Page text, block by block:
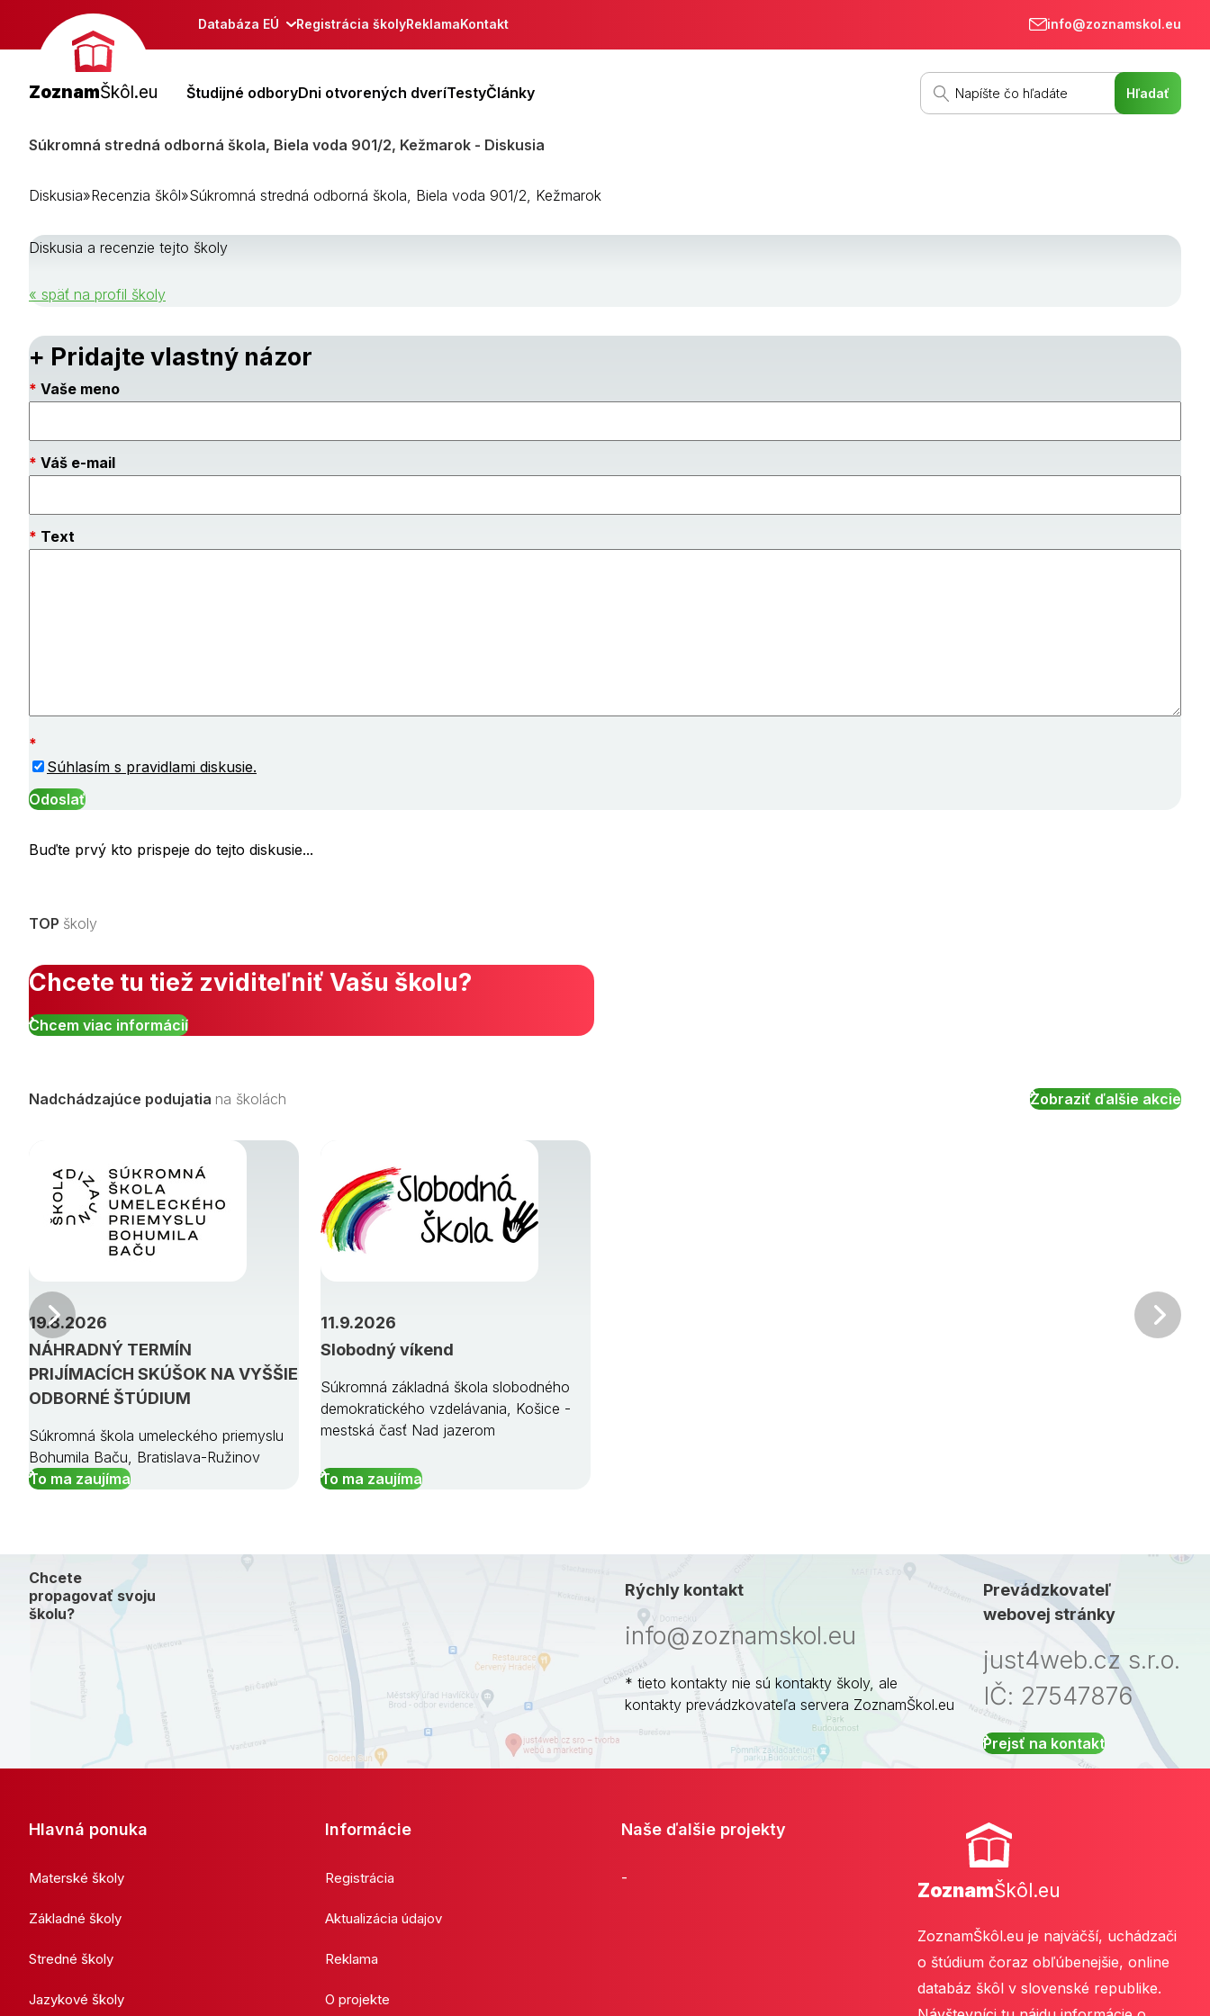
Databáza EÚ Registrácia školyReklamaKontakt info@zoznamskol.eu
ZoznamŠkôl.eu Študijné odboryDni otvorených dveríTestyČlánky
Súkromná stredná odborná škola, Biela voda 901/2, Kežmarok - Diskusia
Diskusia»Recenzia škôl»Súkromná stredná odborná škola, Biela voda 901/2, Kežmarok
Diskusia a recenzie tejto školy
« späť na profil školy
+ Pridajte vlastný názor
Vaše meno
Váš e-mail
Text
Súhlasím s pravidlami diskusie.
Buďte prvý kto prispeje do tejto diskusie...
TOP školy
Chcete tu tiež zviditeľniť Vašu školu?
Chcem viac informácií
Nadchádzajúce podujatia na školách Zobraziť ďalšie akcie
NÁHRADNÝ TERMÍN
PRIJÍMACÍCH SKÚŠOK NA VYŠŠIE
ODBORNÉ ŠTÚDIUM
19.8.2026
Súkromná škola umeleckého priemyslu
Bohumila Baču, Bratislava-Ružinov
To ma zaujíma
Slobodný víkend
11.9.2026
Súkromná základná škola slobodného
demokratického vzdelávania, Košice -
mestská časť Nad jazerom
To ma zaujíma
Predchádzajúci
Chcete
propagovať svoju
školu?
Rýchly kontakt
info@zoznamskol.eu
* tieto kontakty nie sú kontakty školy, ale
kontakty prevádzkovateľa servera ZoznamŠkol.eu
Prevádzkovateľ
webovej stránky
just4web.cz s.r.o.
IČ: 27547876
Prejsť na kontakt
Hlavná ponuka
Materské školy
Základné školy
Stredné školy
Jazykové školy
Informácie
Registrácia
Aktualizácia údajov
Reklama
O projekte
Naše ďalšie projekty
-
ZoznamŠkôl.eu
ZoznamŠkôl.eu je najväčší, uchádzači
o štúdium čoraz obľúbenejšie, online
databáz škôl v slovenské republike.